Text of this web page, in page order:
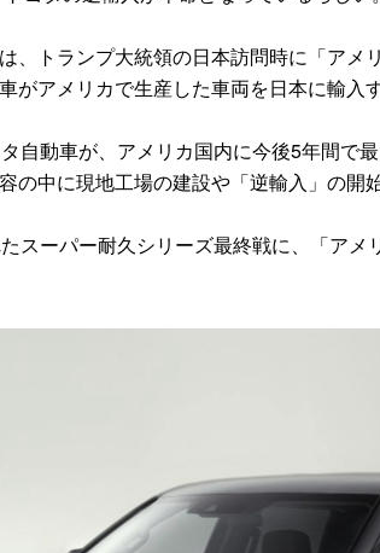
、トランプ大統領の日本訪問時に「アメ
がアメリカで生産した車両を日本に輸入
自動車が、アメリカ国内に今後5年間で
の中に現地工場の建設や「逆輸入」の開
スーパー耐久シリーズ最終戦に、「アメ